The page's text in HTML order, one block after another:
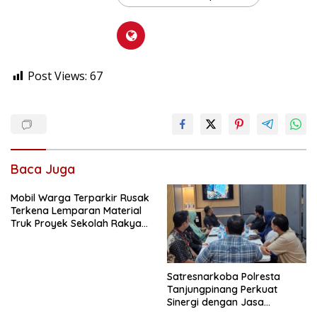
Post Views: 67
Baca Juga
Mobil Warga Terparkir Rusak
Terkena Lemparan Material
Truk Proyek Sekolah Rakyat
Satresnarkoba Polresta
Tanjungpinang Perkuat
Sinergi dengan Jasa